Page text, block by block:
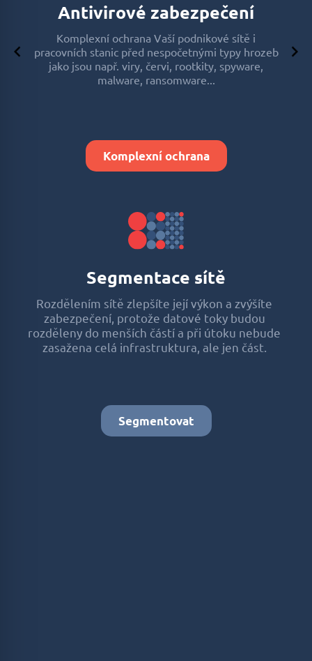
Antivirové zabezpečení
Komplexní ochrana Vaší podnikové sítě i
pracovních stanic před nespočetnými typy hrozeb
jako jsou např. viry, červi, rootkity, spyware,
malware, ransomware...
Komplexní ochrana
a
Segmentace sítě
Rozdělením sítě zlepšíte její výkon a zvýšíte
zabezpečení, protože datové toky budou
rozděleny do menších částí a při útoku nebude
zasažena celá infrastruktura, ale jen část.
Segmentovat